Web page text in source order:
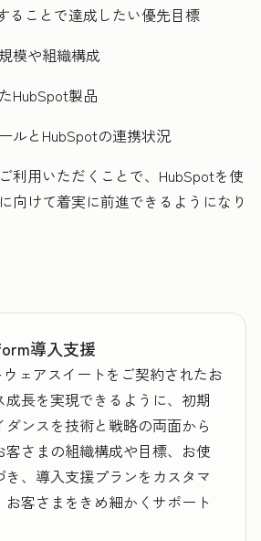
ることで達成したい優先目標
模や組織構成
HubSpot製品
ルとHubSpotの連携状況
利用いただくことで、HubSpotを使
向けて着実に前進できるようになり
導入支援
ェアスイートをご契約されたお
長を実現できるように、初期
ンスを技術と戦略の両面から
客さまの組織構成や目標、お使
き、導入支援プランをカスタマ
客さまをきめ細かくサポート